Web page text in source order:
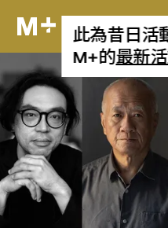
此為昔日活
M+的最新